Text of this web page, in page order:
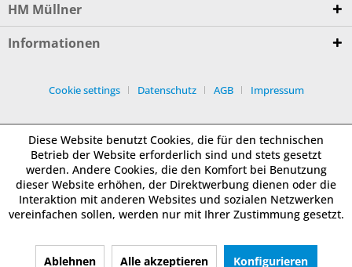
HM Müllner
Informationen
Cookie settings Datenschutz AGB Impressum
Diese Website benutzt Cookies, die für den technischen
Betrieb der Website erforderlich sind und stets gesetzt
werden. Andere Cookies, die den Komfort bei Benutzung
dieser Website erhöhen, der Direktwerbung dienen oder die
Interaktion mit anderen Websites und sozialen Netzwerken
vereinfachen sollen, werden nur mit Ihrer Zustimmung gesetzt.
Ablehnen Alle akzeptieren Konfigurieren